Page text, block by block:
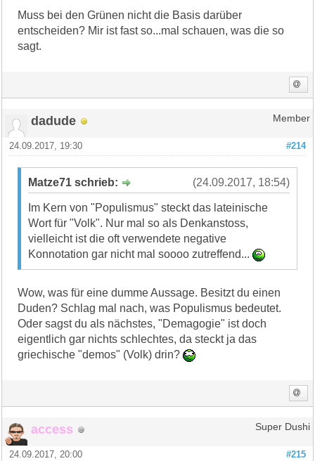
Muss bei den Grünen nicht die Basis darüber
entscheiden? Mir ist fast so...mal schauen, was die so
sagt.
dadude Member
#214
24.09.2017, 19:30
(24.09.2017, 18:54)
Matze71 schrieb:
Im Kern von "Populismus" steckt das lateinische
Wort für "Volk". Nur mal so als Denkanstoss,
vielleicht ist die oft verwendete negative
Konnotation gar nicht mal soooo zutreffend...
Wow, was für eine dumme Aussage. Besitzt du einen
Duden? Schlag mal nach, was Populismus bedeutet.
Oder sagst du als nächstes, "Demagogie" ist doch
eigentlich gar nichts schlechtes, da steckt ja das
griechische "demos" (Volk) drin?
access Super Dushi
#215
24.09.2017, 20:00